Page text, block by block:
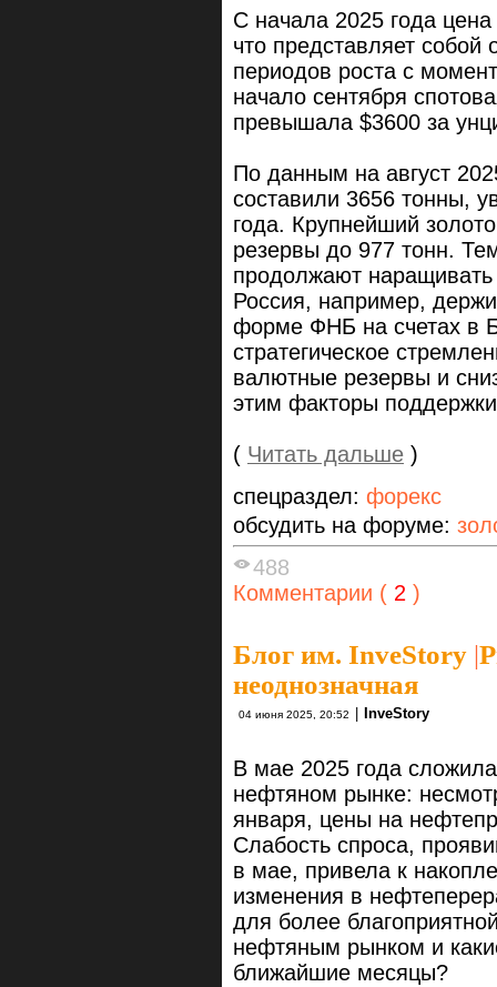
С начала 2025 года
что представляет
периодов роста с
начало сентября
превышала $3600 за
По данным на август
составили 3656 тонны,
года. Крупнейший
резервы до 977 тонн.
продолжают наращивать
Россия, например,
форме ФНБ на счетах в
стратегическое
валютные резервы и
этим факторы
( Читать дальше )
спецраздел: форекс
обсудить на форуме:
488
Комментарии ( 2 )
Блог им. InveStory |
неоднозначная
04 июня 2025, 20:52 InveStory
В мае 2025 года
нефтяном рынке:
января, цены на
Слабость спроса,
в мае, привела к
изменения в
для более
нефтяным рынком и
ближайшие месяцы?